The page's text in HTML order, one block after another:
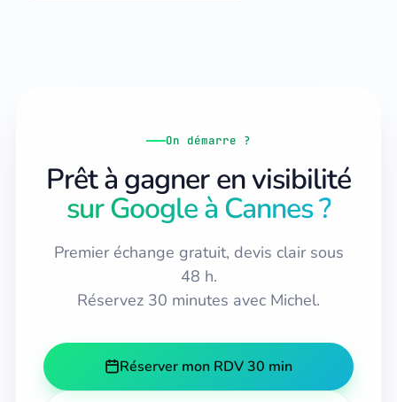
On démarre ?
Prêt à gagner en visibilité
sur Google à Cannes ?
Premier échange gratuit, devis clair sous
48 h.
Réservez 30 minutes avec Michel.
Réserver mon RDV 30 min